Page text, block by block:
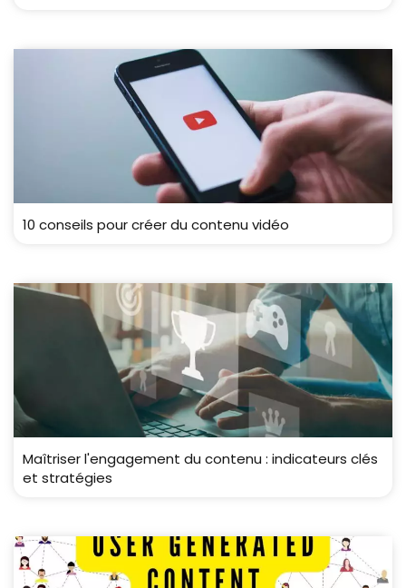
10 conseils pour créer du contenu vidéo
Maîtriser l'engagement du contenu : indicateurs clés
et stratégies